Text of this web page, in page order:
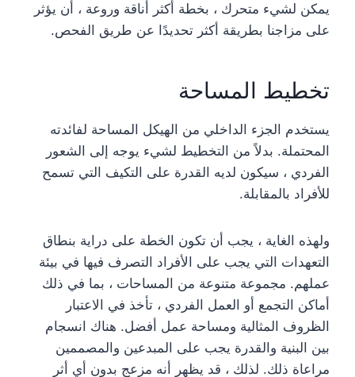
يمكن لشيء متحرك ، بخطة أكثر أناقة وروعة ، أن يؤثر
على مزاجنا بطريقة أكثر تحديدًا عن طريق الفحص.
تخطيط المساحة
يستخدم الجزء الداخلي من الهيكل المساحة لفائدته
المحتملة. بدلاً من التخطيط لشيء يوجه إلى الشعور
الفردي ، سيكون لديه القدرة على التكيف التي تسمح
للأفراد بالمقابلة.
ولهذه الغاية ، يجب أن تكون الخطة على دراية بنطاق
التعهدات التي يجب على الأفراد التصرف فيها في بيئة
عملهم. مجموعة متنوعة من المساحات ، بما في ذلك
أماكن التجمع أو العمل الفردي ، تأخذ في الاعتبار
الظروف المثالية ومساحة عمل أفضل. هناك انسجام
بين البنية والقدرة يجب على المبدعين والمصممين
مراعاة ذلك. لذلك ، قد يظهر أنه مزعج بدون أي أثر